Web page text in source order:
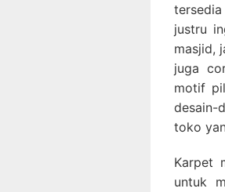
justru
masjid,
juga
motif
desain-
toko
Karpet
untuk